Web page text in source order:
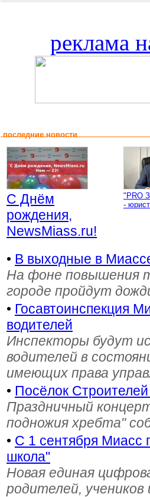
реклама
последние новости
С Днём
рождения,
NewsMiass.ru!
"PRO
-
• В выходные в
На фоне повышения
городе пройдут
• Госавтоинспекция
водителей
Инспекторы будут
водителей в
имеющих права
• Посёлок
Праздничный
подножия хребта"
• С 1 сентября Миасс
школа"
Новая единая
родителей, учеников